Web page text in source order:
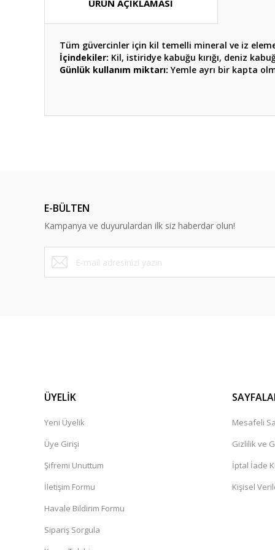
ÜRÜN AÇIKLAMASI
Tüm güvercinler için kil temelli mineral ve iz
İçindekiler: Kil, istiridye kabuğu kırığı, deniz
Günlük kullanım miktarı: Yemle ayrı bir kapta
Ürün bilgilerinde hatalar bulunuyor.
Ürün fiyatı diğer sitelerden daha pahalı.
Bu ürüne benzer farklı alternatifler olmalı.
E-BÜLTEN
Kampanya ve duyurulardan ilk siz haberdar olun!
ÜYELİK
Yeni Üyelik
Üye Girişi
Şifremi Unuttum
İletişim Formu
Havale Bildirim Formu
Sipariş Sorgula
Mesafeli
Gizlilik ve
İptal İade
Kişisel